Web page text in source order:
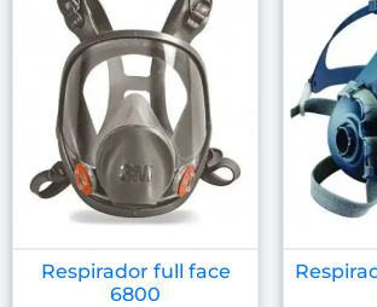
Respirador full face
6800